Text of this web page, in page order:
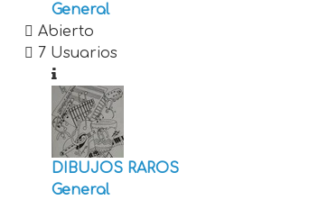
General
Abierto
7 Usuarios
DIBUJOS RAROS
General